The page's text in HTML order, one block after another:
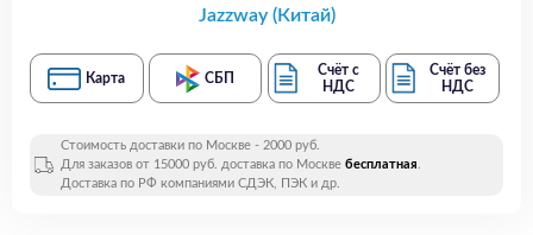
Jazzway (Китай)
Карта СБП
Счёт с
НДС
Счёт без
НДС
Стоимость доставки по Москве - 2000 руб.
Для заказов от 15000 руб. доставка по Москве бесплатная.
Доставка по РФ компаниями СДЭК, ПЭК и др.